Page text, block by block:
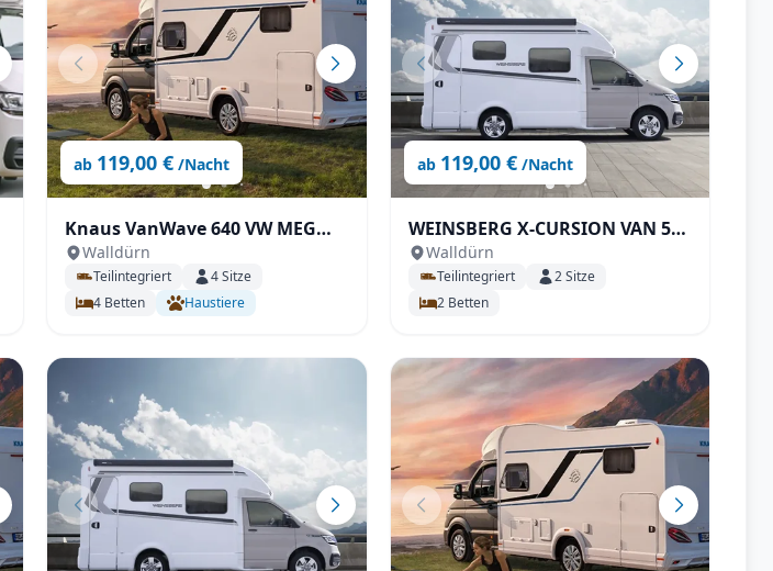
Ergebnisse anzeigen
ab 119,00 € /Nacht
Knaus VanWave 640 VW MEG
VANSATION
Walldürn
Teilintegriert 4Sitze
4 Betten Haustiere
ab 119,00 € /Nacht
WEINSBERG X-CURSION VAN 500
LT EDITION [PEPPER] Automatik
Walldürn
Teilintegriert 2 Sitze
2 Betten